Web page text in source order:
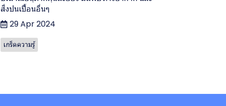
สิ่งปนเปื้อนอื่นๆ
29 Apr 2024
เกร็ดความรู้